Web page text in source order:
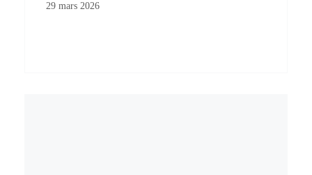
29 mars 2026